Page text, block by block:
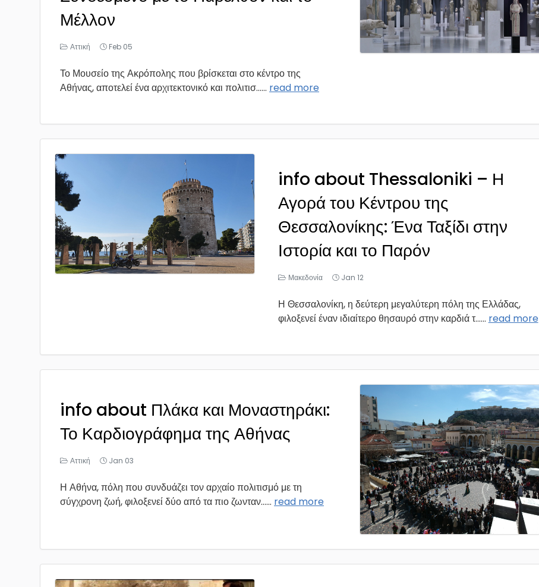
Μέλλον
Αττική Feb 05
Το Μουσείο της Ακρόπολης που βρίσκεται στο κέντρο της
Αθήνας, αποτελεί ένα αρχιτεκτονικό και πολιτισ...... read more
info about Thessaloniki – Η
Αγορά του Κέντρου της
Θεσσαλονίκης: Ένα Ταξίδι στην
Ιστορία και το Παρόν
Μακεδονία Jan 12
Η Θεσσαλονίκη, η δεύτερη μεγαλύτερη πόλη της Ελλάδας,
φιλοξενεί έναν ιδιαίτερο θησαυρό στην καρδιά τ...... read more
info about Πλάκα και Μοναστηράκι:
Το Καρδιογράφημα της Αθήνας
Αττική Jan 03
Η Αθήνα, πόλη που συνδυάζει τον αρχαίο πολιτισμό με τη
σύγχρονη ζωή, φιλοξενεί δύο από τα πιο ζωνταν...... read more